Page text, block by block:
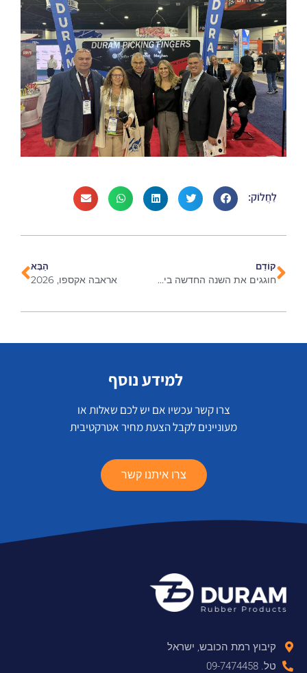
לַחֲלוֹק:
קוֹדֵם
חוגגים את השנה החדשה ביחד
הַבָּא
אראבה אקספו, 2026
למידע נוסף
צרו קשר עכשיו אם יש לכם שאלות או
מעוניינים לקבל הצעת מחיר אטרקטיבית
צרו איתנו קשר
קיבוץ רמת הכובש, ישראל
טל. 09-7474458